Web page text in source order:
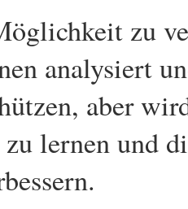
zu
analysiert
aber
lernen und